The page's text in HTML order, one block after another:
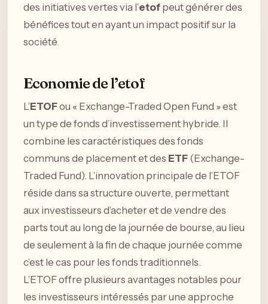
des initiatives vertes via l’etof peut générer des
bénéfices tout en ayant un impact positif sur la
société.
Economie de l’etof
L’ETOFou « Exchange-Traded Open Fund » est
un type de fonds d’investissement hybride. Il
combine les caractéristiques des fonds
communs de placement et des ETF (Exchange-
Traded Fund). L’innovation principale de l’ETOF
réside dans sa structure ouverte, permettant
aux investisseurs d’acheter et de vendre des
parts tout au long de la journée de bourse, au lieu
de seulement à la fin de chaque journée comme
c’est le cas pour les fonds traditionnels.
L’ETOF offre plusieurs avantages notables pour
les investisseurs intéressés par une approche